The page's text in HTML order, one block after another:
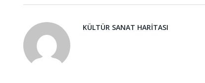
KÜLTÜR SANAT HARITASI